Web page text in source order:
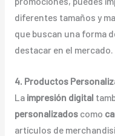
diferentes tamaños y
que buscan una forma
destacar en el mercado.
4. Productos
La impresión digital
personalizadoscomo
artículos de